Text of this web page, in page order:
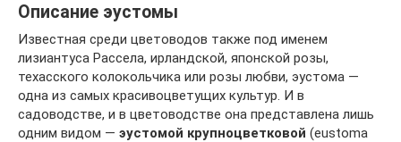
Описание эустомы
Известная среди цветоводов также под именем
лизиантуса Рассела, ирландской, японской розы,
техасского колокольчика или розы любви, эустома —
одна из самых красивоцветущих культур. И в
садоводстве, и в цветоводстве она представлена лишь
одним видом — эустомой крупноцветковой (eustoma